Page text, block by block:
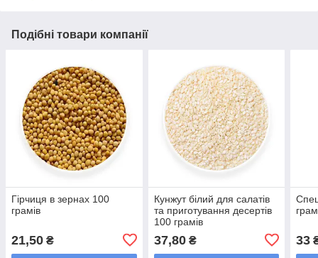
Подібні товари компанії
Гірчиця в зернах 100
грамів
21,50 ₴
Кунжут білий для салатів
та приготування десертів
100 грамів
37,80₴ 33